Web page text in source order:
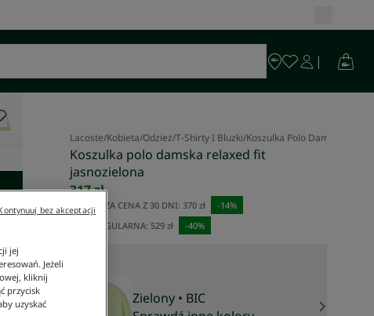
Lacoste/Kobieta/Odzież/T-Shirty I Bluzki/Koszulka Polo Damska
Koszulka polo damska relaxed fit
jasnozielona
317 zł
NAJNIŻSZA CENA Z 30 DNI: 370 zł -14%
CENA REGULARNA: 529 zł -40%
Zielony • BIC
jej
Jeżeli
kliknij
przycisk
uzyskać
bez akceptacji